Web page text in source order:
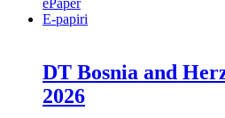
ePaper
E-papiri
DT Bosnia and
2026